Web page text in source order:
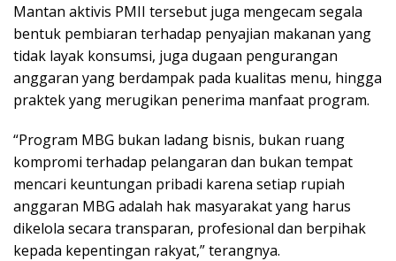
Mantan aktivis PMII tersebut juga mengecam segala
bentuk pembiaran terhadap penyajian makanan yang
tidak layak konsumsi, juga dugaan pengurangan
anggaran yang berdampak pada kualitas menu, hingga
praktek yang merugikan penerima manfaat program.
“Program MBG bukan ladang bisnis, bukan ruang
kompromi terhadap pelangaran dan bukan tempat
mencari keuntungan pribadi karena setiap rupiah
anggaran MBG adalah hak masyarakat yang harus
dikelola secara transparan, profesional dan berpihak
kepada kepentingan rakyat,” terangnya.